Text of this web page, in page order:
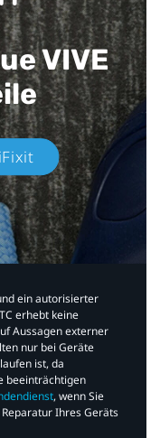
VIVE
ein autorisierter
erhebt keine
Aussagen externer
nur bei Geräte
ist, da
beeinträchtigen
, wenn Sie
Ihres Geräts